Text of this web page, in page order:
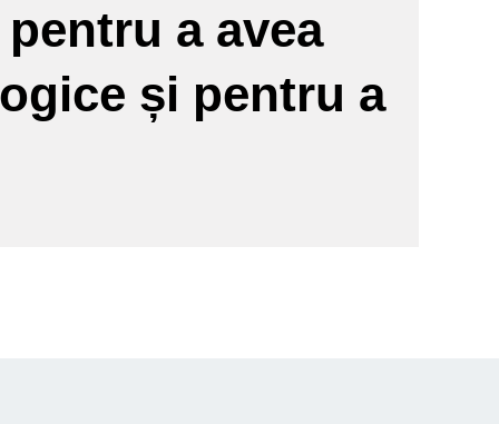
a avea
și pentru a